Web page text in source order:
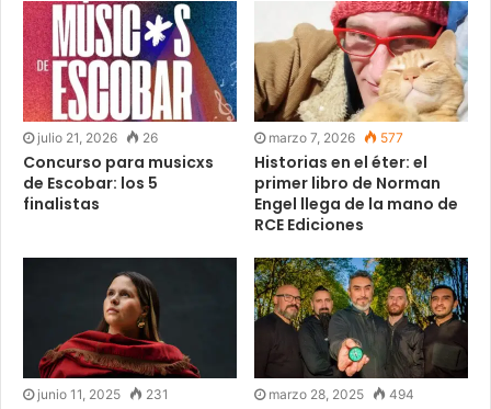
julio 21, 2026 26
Concurso para musicxs
de Escobar: los 5
finalistas
marzo 7, 2026 577
Historias en el éter: el
primer libro de Norman
Engel llega de la mano de
RCE Ediciones
junio 11, 2025 231 marzo 28, 2025 494